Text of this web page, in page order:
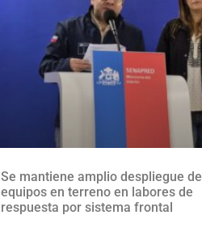
Se mantiene amplio despliegue de
equipos en terreno en labores de
respuesta por sistema frontal